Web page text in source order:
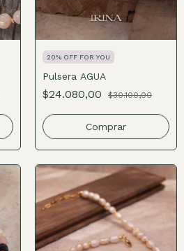
20% OFF FOR YOU
Pulsera AGUA
$24.080,00 $30.100,00
Comprar